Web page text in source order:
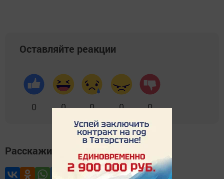
Оставляйте реакции
0 0 0 0 0
Расскажите друзьям